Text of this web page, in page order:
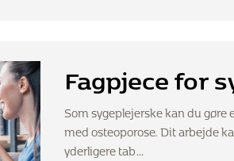
Fagpjece for
Som sygeplejerske kan du
med osteoporose. Dit arbejde
yderligere tab…